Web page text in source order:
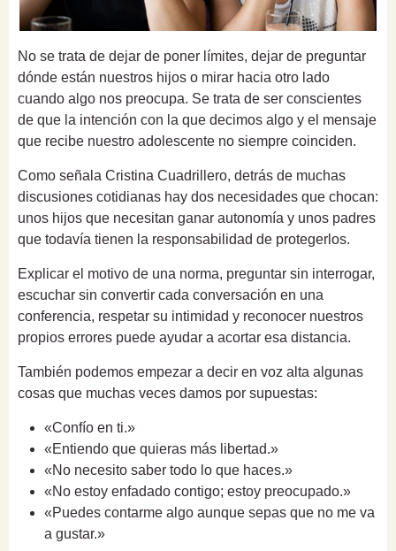
No se trata de dejar de poner límites, dejar de preguntar
dónde están nuestros hijos o mirar hacia otro lado
cuando algo nos preocupa. Se trata de ser conscientes
de que la intención con la que decimos algo y el mensaje
que recibe nuestro adolescente no siempre coinciden.
Como señala Cristina Cuadrillero, detrás de muchas
discusiones cotidianas hay dos necesidades que chocan:
unos hijos que necesitan ganar autonomía y unos padres
que todavía tienen la responsabilidad de protegerlos.
Explicar el motivo de una norma, preguntar sin interrogar,
escuchar sin convertir cada conversación en una
conferencia, respetar su intimidad y reconocer nuestros
propios errores puede ayudar a acortar esa distancia.
También podemos empezar a decir en voz alta algunas
cosas que muchas veces damos por supuestas:
«Confío en ti.»
«Entiendo que quieras más libertad.»
«No necesito saber todo lo que haces.»
«No estoy enfadado contigo; estoy preocupado.»
«Puedes contarme algo aunque sepas que no me va
a gustar.»